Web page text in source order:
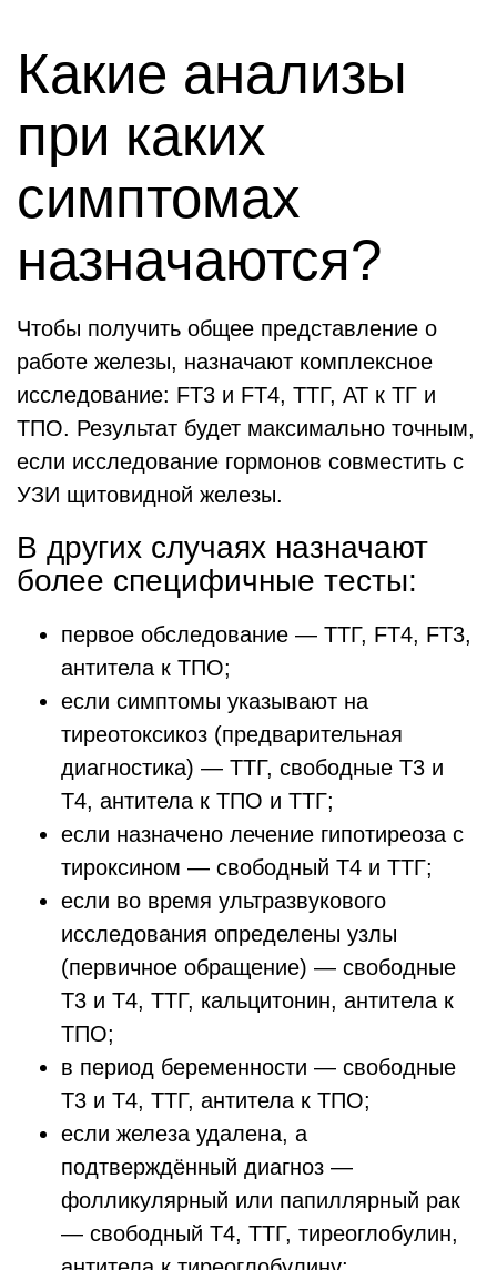
Какие анализы
при каких
симптомах
назначаются?
Чтобы получить общее представление о
работе железы, назначают комплексное
исследование: FТ3 и FТ4, ТТГ, АТ к ТГ и
ТПО. Результат будет максимально точным,
если исследование гормонов совместить с
УЗИ щитовидной железы.
В других случаях назначают
более специфичные тесты:
первое обследование — TTГ, FТ4, FТ3,
антитела к ТПО;
если симптомы указывают на
тиреотоксикоз (предварительная
диагностика) — ТТГ, свободные Т3 и
Т4, антитела к ТПО и ТТГ;
если назначено лечение гипотиреоза с
тироксином — свободный Т4 и ТТГ;
если во время ультразвукового
исследования определены узлы
(первичное обращение) — свободные
Т3 и Т4, ТТГ, кальцитонин, антитела к
ТПО;
в период беременности — свободные
Т3 и Т4, ТТГ, антитела к ТПО;
если железа удалена, а
подтверждённый диагноз —
фолликулярный или папиллярный рак
— свободный Т4, ТТГ, тиреоглобулин,